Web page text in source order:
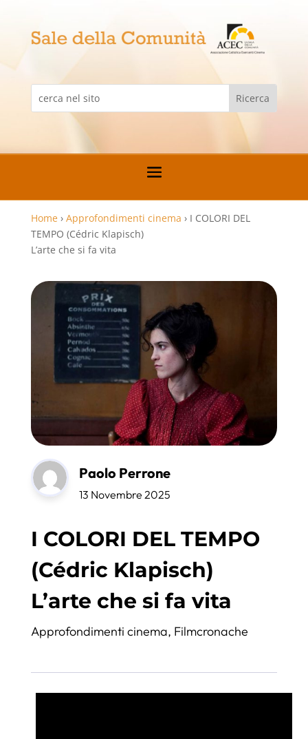
Home › Approfondimenti cinema › I COLORI DEL
TEMPO (Cédric Klapisch)
L’arte che si fa vita
Paolo Perrone
13 Novembre 2025
I COLORI DEL TEMPO
(Cédric Klapisch)
L’arte che si fa vita
Approfondimenti cinema, Filmcronache